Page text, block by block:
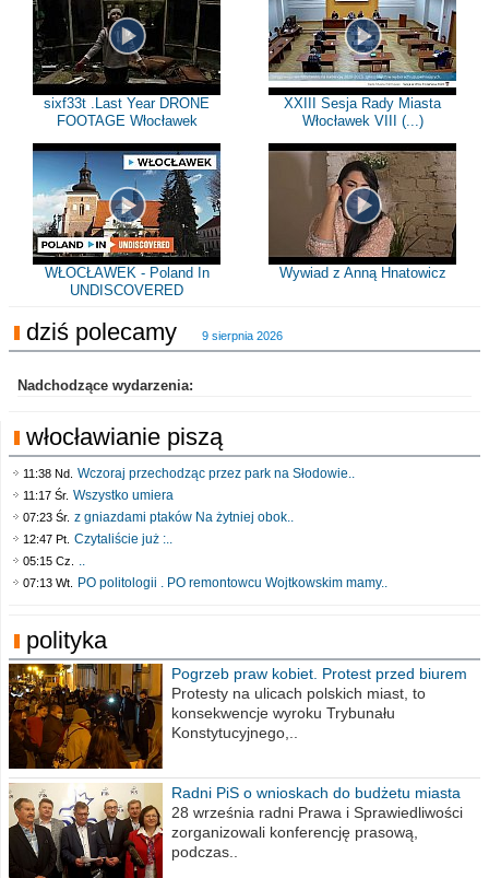
sixf33t .Last Year DRONE
FOOTAGE Włocławek
XXIII Sesja Rady Miasta
Włocławek VIII (...)
WŁOCŁAWEK - Poland In
UNDISCOVERED
Wywiad z Anną Hnatowicz
dziś polecamy 9 sierpnia 2026
Nadchodzące wydarzenia:
włocławianie piszą
11:38 Nd. Wczoraj przechodząc przez park na Słodowie..
11:17 Śr. Wszystko umiera
07:23 Śr. z gniazdami ptaków Na żytniej obok..
12:47 Pt. Czytaliście już :..
05:15 Cz. ..
07:13 Wt. PO politologii . PO remontowcu Wojtkowskim mamy..
polityka
Pogrzeb praw kobiet. Protest przed biurem
poselskim PiS
Protesty na ulicach polskich miast, to
konsekwencje wyroku Trybunału
Konstytucyjnego,..
Radni PiS o wnioskach do budżetu miasta
na 2021 rok
28 września radni Prawa i Sprawiedliwości
zorganizowali konferencję prasową,
podczas..